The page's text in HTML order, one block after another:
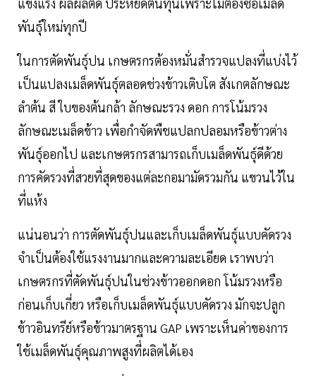
พันธุ์ใหม่ทุกปี
ในการตัดพันธุ์ปน เกษตรกรต้องหมั่นสำรวจแปลงที่แบ่งไว้
เป็นแปลงเมล็ดพันธุ์ตลอดช่วงข้าวเติบโต สังเกตลักษณะ
ลำต้น สี ใบของต้นกล้า ลักษณะรวง ดอก การโน้มรวง
ลักษณะเมล็ดข้าว เพื่อกำจัดพืชแปลกปลอมหรือข้าวต่าง
พันธุ์ออกไป และเกษตรกรสามารถเก็บเมล็ดพันธุ์ดีด้วย
การคัดรวงที่สวยที่สุดของแต่ละกอมามัดรวมกัน แขวนไว้ใน
ที่แห้ง
แน่นอนว่า การตัดพันธุ์ปนและเก็บเมล็ดพันธุ์แบบคัดรวง
จำเป็นต้องใช้แรงงานมากและความละเอียด เราพบว่า
เกษตรกรที่ตัดพันธุ์ปนในช่วงข้าวออกดอก โน้มรวงหรือ
ก่อนเก็บเกี่ยว หรือเก็บเมล็ดพันธุ์แบบคัดรวง มักจะปลูก
ข้าวอินทรีย์หรือข้าวมาตรฐาน GAP เพราะเห็นค่าของการ
ใช้เมล็ดพันธุ์คุณภาพสูงที่ผลิตได้เอง